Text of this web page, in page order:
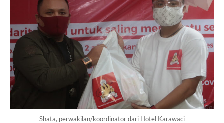
Shata, perwakilan/koordinator dari Hotel Karawaci